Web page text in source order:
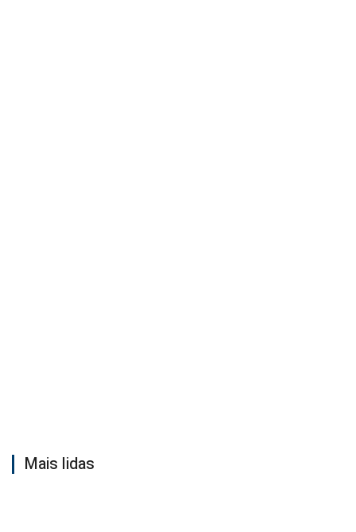
Mais lidas